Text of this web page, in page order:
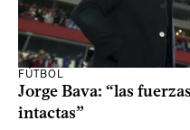
FÚTBOL
Jorge Bava: “las
intactas”